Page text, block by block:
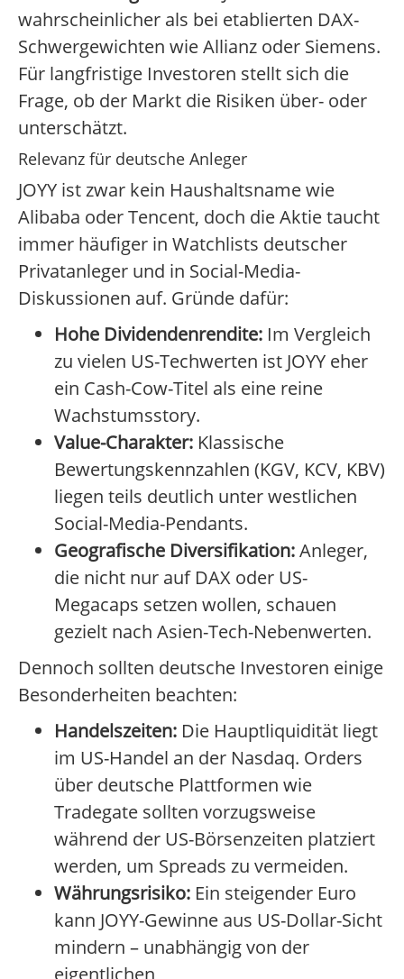
wahrscheinlicher als bei etablierten DAX-
Schwergewichten wie Allianz oder Siemens.
Für langfristige Investoren stellt sich die
Frage, ob der Markt die Risiken über- oder
unterschätzt.
Relevanz für deutsche Anleger
JOYY ist zwar kein Haushaltsname wie
Alibaba oder Tencent, doch die Aktie taucht
immer häufiger in Watchlists deutscher
Privatanleger und in Social-Media-
Diskussionen auf. Gründe dafür:
Hohe Dividendenrendite: Im Vergleich
zu vielen US-Techwerten ist JOYY eher
ein Cash-Cow-Titel als eine reine
Wachstumsstory.
Value-Charakter: Klassische
Bewertungskennzahlen (KGV, KCV, KBV)
liegen teils deutlich unter westlichen
Social-Media-Pendants.
Geografische Diversifikation:Anleger,
die nicht nur auf DAX oder US-
Megacaps setzen wollen, schauen
gezielt nach Asien-Tech-Nebenwerten.
Dennoch sollten deutsche Investoren einige
Besonderheiten beachten:
Handelszeiten: Die Hauptliquidität liegt
im US-Handel an der Nasdaq. Orders
über deutsche Plattformen wie
Tradegate sollten vorzugsweise
während der US-Börsenzeiten platziert
werden, um Spreads zu vermeiden.
Währungsrisiko: Ein steigender Euro
kann JOYY-Gewinne aus US-Dollar-Sicht
mindern – unabhängig von der